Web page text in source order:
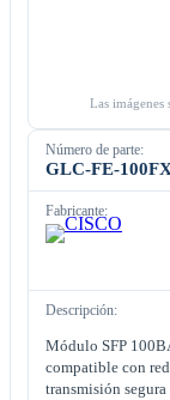
Las imágenes
Número de parte:
GLC-FE-
Fabricante:
Descripción:
Módulo SFP
compatible con
transmisión